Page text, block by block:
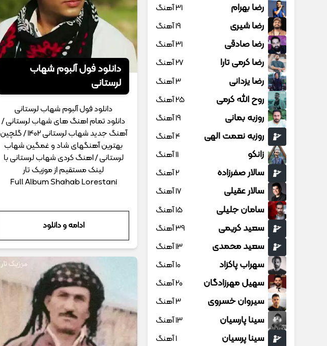
دانلود فول آلبوم شهاب
لرستانی
دانلود فول آلبوم شهاب لرستانی
دانلود تمام اهنگ های شهاب لرستانی /
آهنگ جدید شهاب لرستانی 1402 / گلچین
بهترین آهنگهای شاد و غمگین شهاب
لرستانی / اهنگ کردی شهاب لرستانی با
لینک مستقیم از موزیک تار
Full Album Shahab Lorestani
ادامه و دانلود
رضا بهرام 31 آهنگ
رضا شیری 19 آهنگ
رضا صادقی 31 آهنگ
رضا کرمی تارا 27 آهنگ
رضا یزدانی 3 آهنگ
روح الله کرمی 25 آهنگ
روزبه بمانی 19 آهنگ
روزبه نعمت الهی 4 آهنگ
زانکو 11 آهنگ
سالار صفرزاده 2 آهنگ
سالار عقیلی 17 آهنگ
سامان جلیلی 15 آهنگ
سعید کریمی 39 آهنگ
سعید محمدی 13 آهنگ
سهراب پاکزاد 10 آهنگ
سهیل مهرزادگان 20 آهنگ
سیروان خسروی 3 آهنگ
سینا پارسیان 13 آهنگ
سینا پرسیان 1 آهنگ